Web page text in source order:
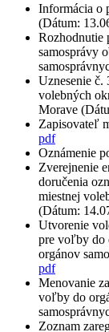
Informácia o
(Dátum:
Rozhodnutie
samosprávy
Uznesenie č.
volebných
Morave
Zapisovateľ
pdf
Oznámenie
Zverejnenie
doručenia
miestnej
(Dátum:
Utvorenie
pre voľby do
orgánov
pdf
Menovanie
voľby do
Zoznam